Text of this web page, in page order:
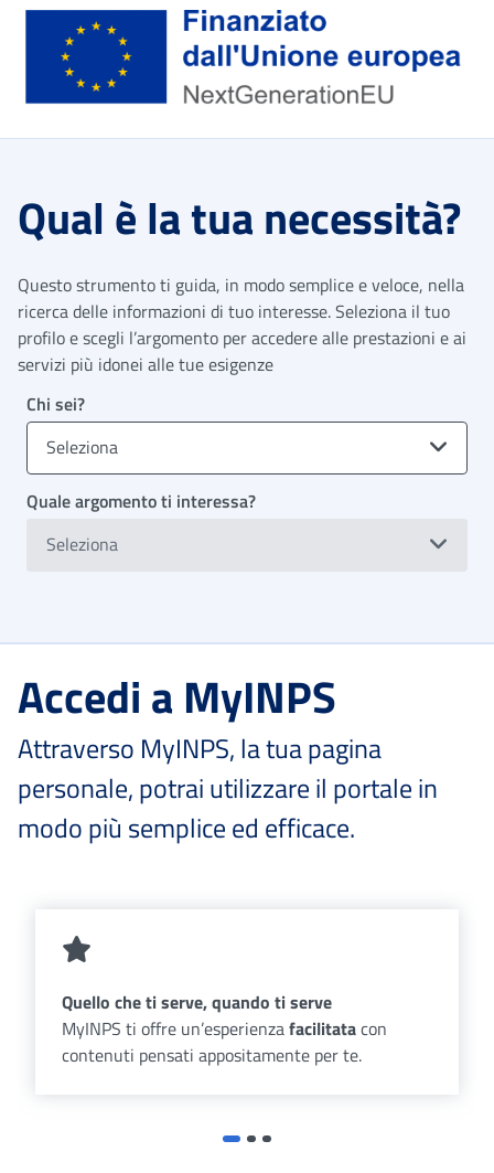
Qual è la tua necessità?
Questo strumento ti guida, in modo semplice e veloce, nella
ricerca delle informazioni di tuo interesse. Seleziona il tuo
profilo e scegli l’argomento per accedere alle prestazioni e ai
servizi più idonei alle tue esigenze
Chi sei?
Seleziona
Quale argomento ti interessa?
Seleziona
Accedi a MyINPS
Attraverso MyINPS, la tua pagina
personale, potrai utilizzare il portale in
modo più semplice ed efficace.
Quello che ti serve, quando ti serve
MyINPS ti offre un’esperienzafacilitatacon
contenuti pensati appositamente per te.